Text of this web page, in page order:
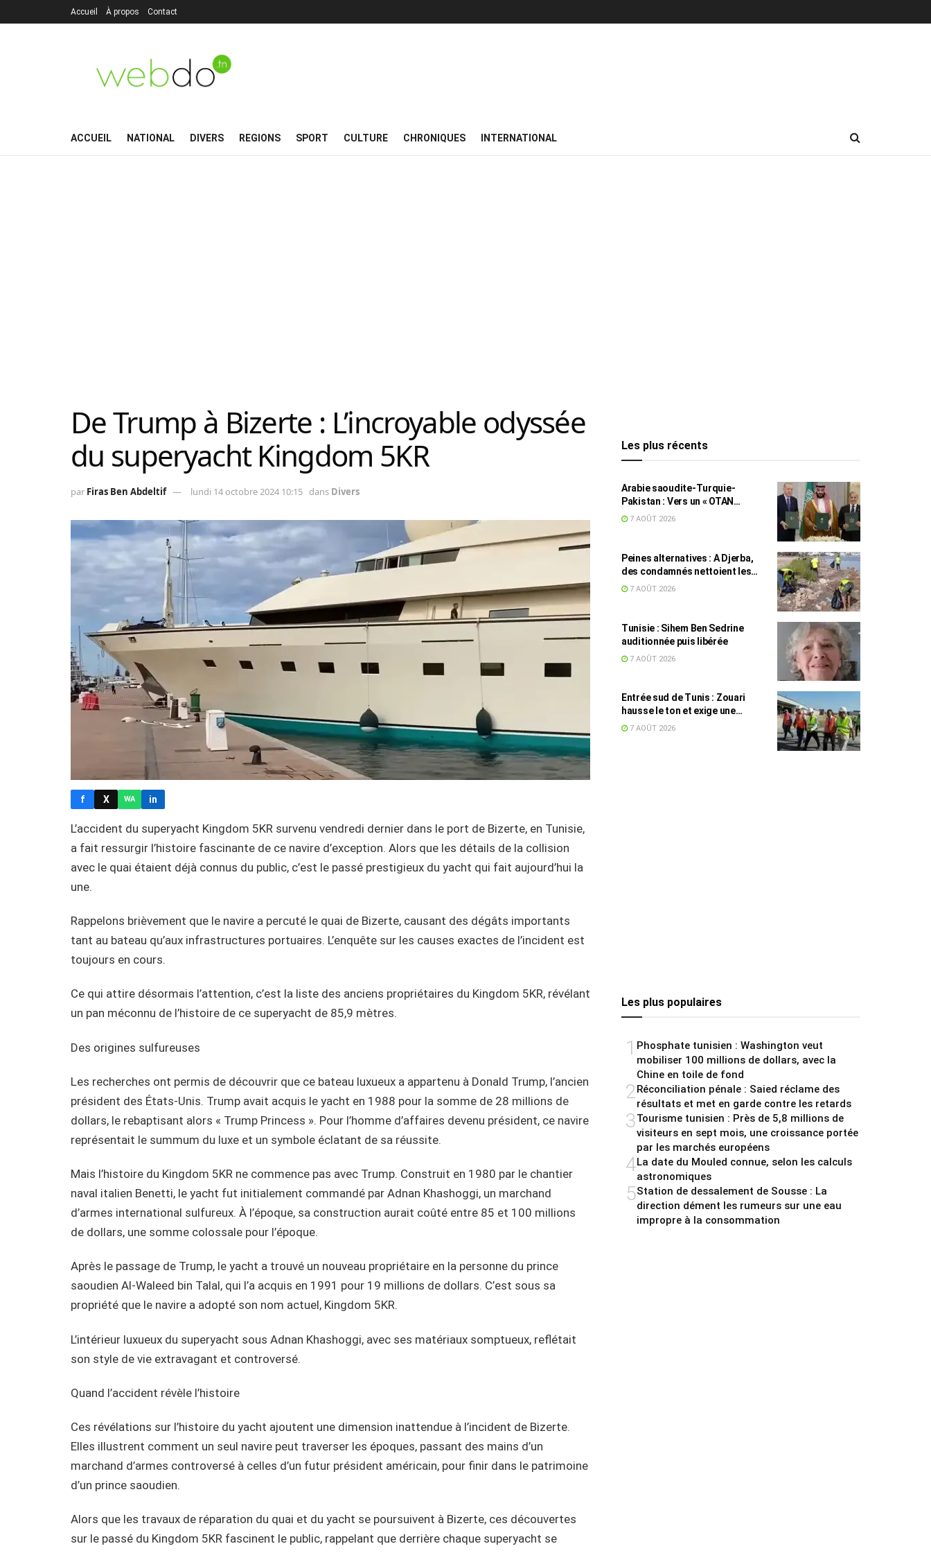
Accueil À propos Contact
ACCUEIL NATIONAL DIVERS REGIONS SPORT CULTURE CHRONIQUES INTERNATIONAL
De Trump à Bizerte : L’incroyable odyssée
du superyacht Kingdom 5KR
par Firas Ben Abdeltif lundi 14 octobre 2024 10:15 dans Divers
f X WA in
L’accident du superyacht Kingdom 5KR survenu vendredi dernier dans le port de Bizerte, en Tunisie,
a fait ressurgir l’histoire fascinante de ce navire d’exception. Alors que les détails de la collision
avec le quai étaient déjà connus du public, c’est le passé prestigieux du yacht qui fait aujourd’hui la
une.
Rappelons brièvement que le navire a percuté le quai de Bizerte, causant des dégâts importants
tant au bateau qu’aux infrastructures portuaires. L’enquête sur les causes exactes de l’incident est
toujours en cours.
Ce qui attire désormais l’attention, c’est la liste des anciens propriétaires du Kingdom 5KR, révélant
un pan méconnu de l’histoire de ce superyacht de 85,9 mètres.
Des origines sulfureuses
Les recherches ont permis de découvrir que ce bateau luxueux a appartenu à Donald Trump, l’ancien
président des États-Unis. Trump avait acquis le yacht en 1988 pour la somme de 28 millions de
dollars, le rebaptisant alors « Trump Princess ». Pour l’homme d’affaires devenu président, ce navire
représentait le summum du luxe et un symbole éclatant de sa réussite.
Mais l’histoire du Kingdom 5KR ne commence pas avec Trump. Construit en 1980 par le chantier
naval italien Benetti, le yacht fut initialement commandé par Adnan Khashoggi, un marchand
d’armes international sulfureux. À l’époque, sa construction aurait coûté entre 85 et 100 millions
de dollars, une somme colossale pour l’époque.
Après le passage de Trump, le yacht a trouvé un nouveau propriétaire en la personne du prince
saoudien Al-Waleed bin Talal, qui l’a acquis en 1991 pour 19 millions de dollars. C’est sous sa
propriété que le navire a adopté son nom actuel, Kingdom 5KR.
L’intérieur luxueux du superyacht sous Adnan Khashoggi, avec ses matériaux somptueux, reflétait
son style de vie extravagant et controversé.
Quand l’accident révèle l’histoire
Ces révélations sur l’histoire du yacht ajoutent une dimension inattendue à l’incident de Bizerte.
Elles illustrent comment un seul navire peut traverser les époques, passant des mains d’un
marchand d’armes controversé à celles d’un futur président américain, pour finir dans le patrimoine
d’un prince saoudien.
Alors que les travaux de réparation du quai et du yacht se poursuivent à Bizerte, ces découvertes
sur le passé du Kingdom 5KR fascinent le public, rappelant que derrière chaque superyacht se
Les plus récents
Arabie saoudite-Turquie-
Pakistan : Vers un « OTAN
islamique » ?
7 AOÛT 2026
Peines alternatives : A Djerba,
des condamnés nettoient les
plages
7 AOÛT 2026
Tunisie : Sihem Ben Sedrine
auditionnée puis libérée
7 AOÛT 2026
Entrée sud de Tunis : Zouari
hausse le ton et exige une
accélération des travaux
7 AOÛT 2026
Les plus populaires
1 Phosphate tunisien : Washington veut
mobiliser 100 millions de dollars, avec la
Chine en toile de fond
2Réconciliation pénale : Saied réclame des
résultats et met en garde contre les retards
3Tourisme tunisien : Près de 5,8 millions de
visiteurs en sept mois, une croissance portée
par les marchés européens
4La date du Mouled connue, selon les calculs
astronomiques
5Station de dessalement de Sousse : La
direction dément les rumeurs sur une eau
impropre à la consommation